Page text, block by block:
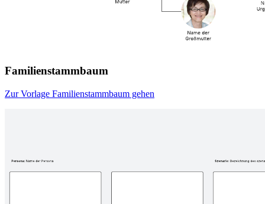
Familienstammbaum
Zur Vorlage Familienstammbaum gehen